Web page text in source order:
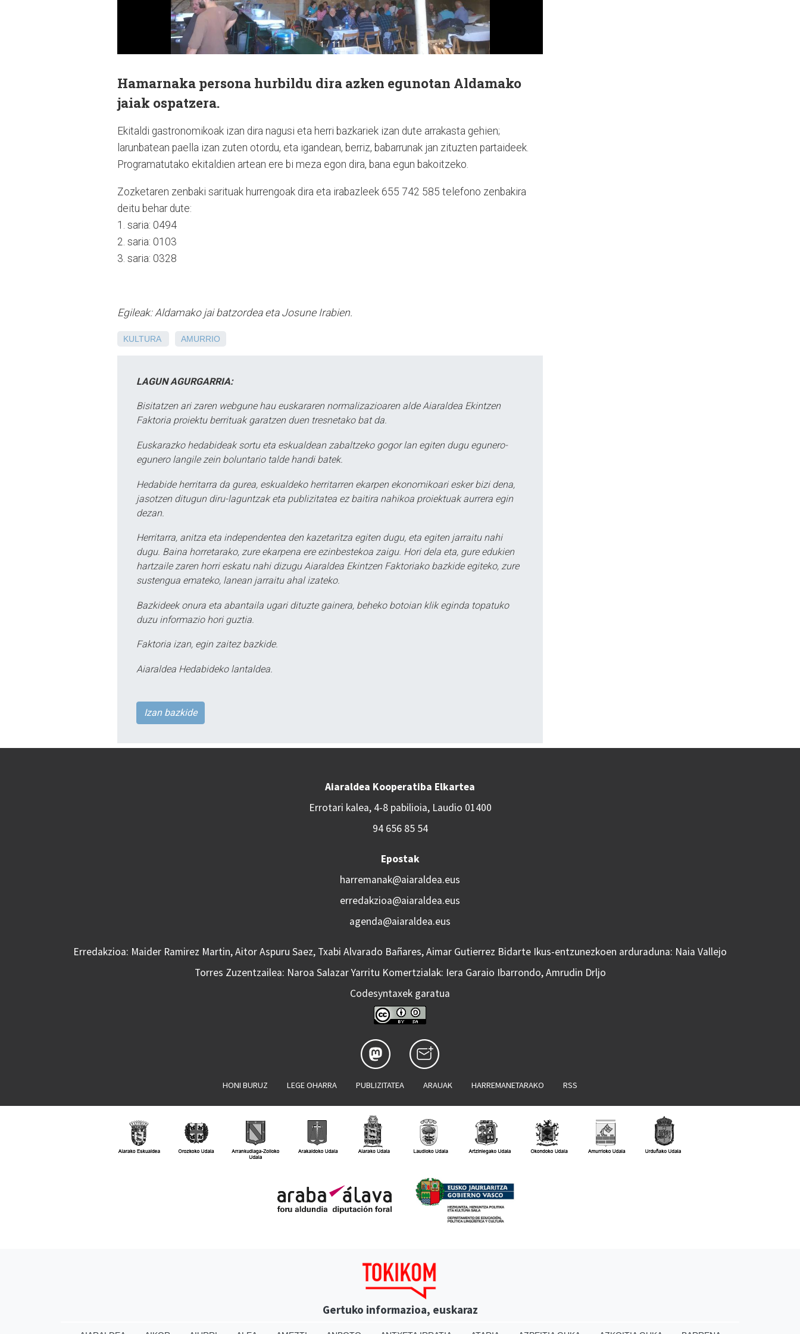
Hamarnaka persona hurbildu dira azken egunotan Aldamako
jaiak ospatzera.
Ekitaldi gastronomikoak izan dira nagusi eta herri bazkariek izan dute arrakasta gehien;
larunbatean paella izan zuten otordu, eta igandean, berriz, babarrunak jan zituzten partaideek.
Programatutako ekitaldien artean ere bi meza egon dira, bana egun bakoitzeko.
Zozketaren zenbaki sarituak hurrengoak dira eta irabazleek 655 742 585 telefono zenbakira
deitu behar dute:
1. saria: 0494
2. saria: 0103
3. saria: 0328
Egileak: Aldamako jai batzordea eta Josune Irabien.
KULTURA AMURRIO
LAGUN AGURGARRIA:
Bisitatzen ari zaren webgune hau euskararen normalizazioaren alde Aiaraldea Ekintzen
Faktoria proiektu berrituak garatzen duen tresnetako bat da.
Euskarazko hedabideak sortu eta eskualdean zabaltzeko gogor lan egiten dugu egunero-
egunero langile zein boluntario talde handi batek.
Hedabide herritarra da gurea, eskualdeko herritarren ekarpen ekonomikoari esker bizi dena,
jasotzen ditugun diru-laguntzak eta publizitatea ez baitira nahikoa proiektuak aurrera egin
dezan.
Herritarra, anitza eta independentea den kazetaritza egiten dugu, eta egiten jarraitu nahi
dugu. Baina horretarako, zure ekarpena ere ezinbestekoa zaigu. Hori dela eta, gure edukien
hartzaile zaren horri eskatu nahi dizugu Aiaraldea Ekintzen Faktoriako bazkide egiteko, zure
sustengua emateko, lanean jarraitu ahal izateko.
Bazkideek onura eta abantaila ugari dituzte gainera, beheko botoian klik eginda topatuko
duzu informazio hori guztia.
Faktoria izan, egin zaitez bazkide.
Aiaraldea Hedabideko lantaldea.
Izan bazkide
Aiaraldea Kooperatiba Elkartea
Errotari kalea, 4-8 pabilioia, Laudio 01400
94 656 85 54
Epostak
harremanak@aiaraldea.eus
erredakzioa@aiaraldea.eus
agenda@aiaraldea.eus
Erredakzioa: Maider Ramirez Martin, Aitor Aspuru Saez, Txabi Alvarado Bañares, Aimar Gutierrez Bidarte Ikus-entzunezkoen arduraduna: Naia Vallejo
Torres Zuzentzailea: Naroa Salazar Yarritu Komertzialak: Iera Garaio Ibarrondo, Amrudin Drljo
Codesyntaxek garatua
HONI BURUZ LEGE OHARRA PUBLIZITATEA ARAUAK HARREMANETARAKO RSS
Gertuko informazioa, euskaraz